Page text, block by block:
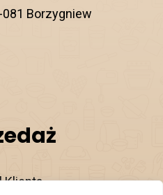
081 Borzygniew
Klienta